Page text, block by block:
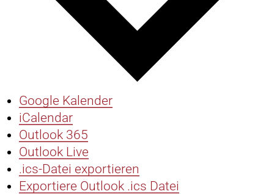
Google Kalender
iCalendar
Outlook 365
Outlook Live
.ics-Datei exportieren
Exportiere Outlook .ics Datei